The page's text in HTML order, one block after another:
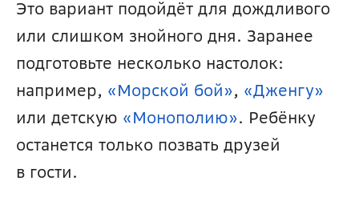
Это вариант подойдёт для дождливого
или слишком знойного дня. Заранее
подготовьте несколько настолок:
например, «Морской бой», «Дженгу»
или детскую «Монополию». Ребёнку
останется только позвать друзей
в гости.